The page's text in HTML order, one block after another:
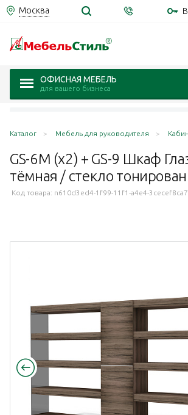
Москва
ОФИСНАЯ МЕБЕЛЬ
для вашего бизнеса
Каталог Мебель для руководителя
GS-6M (x2) + GS-9 Шкаф
тёмная / стекло
Код товара: n610d3ed4-1f99-11f1-a4e4-